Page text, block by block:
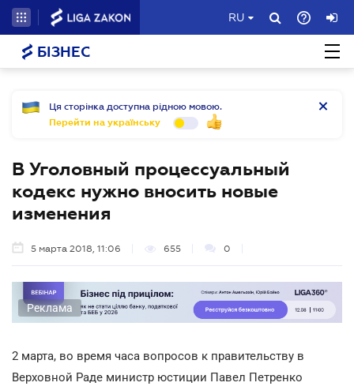
RU
БІЗНЕС
Ця сторінка доступна рідною мовою.
Перейти на українську
В Уголовный процессуальный
кодекс нужно вносить новые
изменения
5 марта 2018, 11:06 655 0
Реклама
2 марта, во время часа вопросов к правительству в
Верховной Раде министр юстиции Павел Петренко